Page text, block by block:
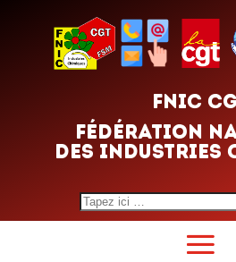
FNIC
FÉDÉRATION
DES INDUSTRIES
Search
for: